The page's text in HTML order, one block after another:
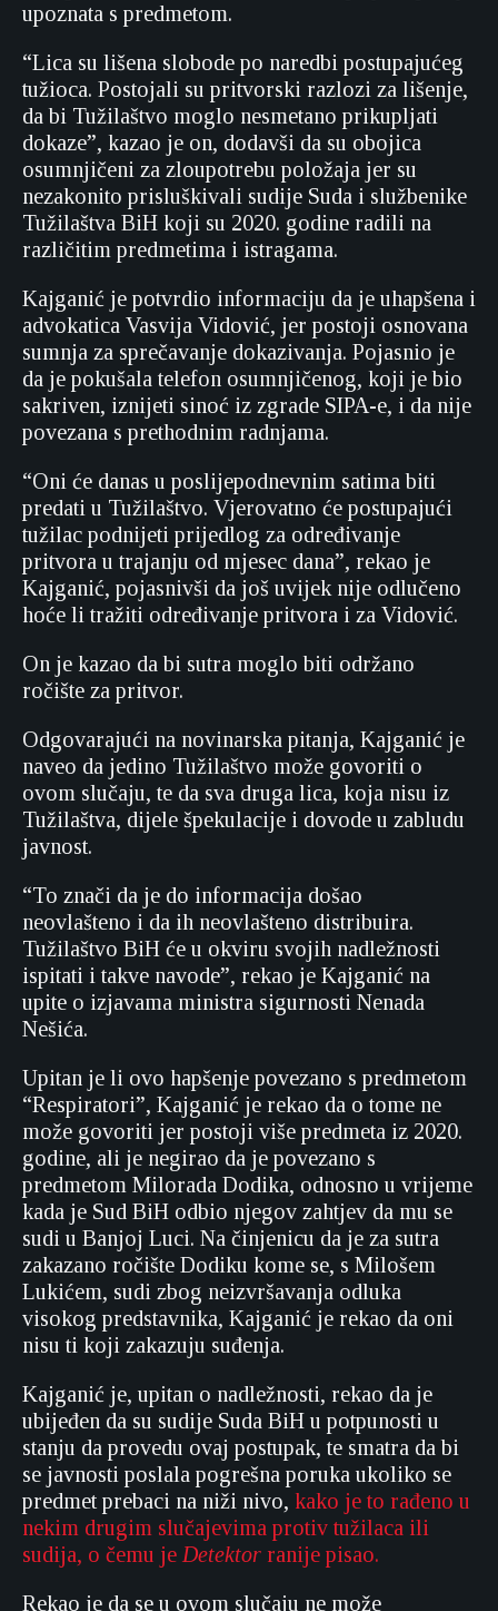
upoznata s predmetom.
“Lica su lišena slobode po naredbi postupajućeg
tužioca. Postojali su pritvorski razlozi za lišenje,
da bi Tužilaštvo moglo nesmetano prikupljati
dokaze”, kazao je on, dodavši da su obojica
osumnjičeni za zloupotrebu položaja jer su
nezakonito prisluškivali sudije Suda i službenike
Tužilaštva BiH koji su 2020. godine radili na
različitim predmetima i istragama.
Kajganić je potvrdio informaciju da je uhapšena i
advokatica Vasvija Vidović, jer postoji osnovana
sumnja za sprečavanje dokazivanja. Pojasnio je
da je pokušala telefon osumnjičenog, koji je bio
sakriven, iznijeti sinoć iz zgrade SIPA-e, i da nije
povezana s prethodnim radnjama.
“Oni će danas u poslijepodnevnim satima biti
predati u Tužilaštvo. Vjerovatno će postupajući
tužilac podnijeti prijedlog za određivanje
pritvora u trajanju od mjesec dana”, rekao je
Kajganić, pojasnivši da još uvijek nije odlučeno
hoće li tražiti određivanje pritvora i za Vidović.
On je kazao da bi sutra moglo biti održano
ročište za pritvor.
Odgovarajući na novinarska pitanja, Kajganić je
naveo da jedino Tužilaštvo može govoriti o
ovom slučaju, te da sva druga lica, koja nisu iz
Tužilaštva, dijele špekulacije i dovode u zabludu
javnost.
“To znači da je do informacija došao
neovlašteno i da ih neovlašteno distribuira.
Tužilaštvo BiH će u okviru svojih nadležnosti
ispitati i takve navode”, rekao je Kajganić na
upite o izjavama ministra sigurnosti Nenada
Nešića.
Upitan je li ovo hapšenje povezano s predmetom
“Respiratori”, Kajganić je rekao da o tome ne
može govoriti jer postoji više predmeta iz 2020.
godine, ali je negirao da je povezano s
predmetom Milorada Dodika, odnosno u vrijeme
kada je Sud BiH odbio njegov zahtjev da mu se
sudi u Banjoj Luci. Na činjenicu da je za sutra
zakazano ročište Dodiku kome se, s Milošem
Lukićem, sudi zbog neizvršavanja odluka
visokog predstavnika, Kajganić je rekao da oni
nisu ti koji zakazuju suđenja.
Kajganić je, upitan o nadležnosti, rekao da je
ubijeđen da su sudije Suda BiH u potpunosti u
stanju da provedu ovaj postupak, te smatra da bi
se javnosti poslala pogrešna poruka ukoliko se
predmet prebaci na niži nivo, kako je to rađeno u
nekim drugim slučajevima protiv tužilaca ili
sudija, o čemu je Detektor ranije pisao.
Rekao je da se u ovom slučaju ne može